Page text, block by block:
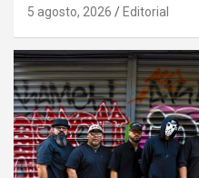
5 agosto, 2026 Editorial